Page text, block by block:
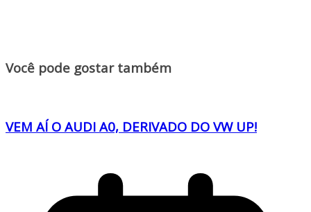
Você pode gostar também
VEM AÍ O AUDI A0, DERIVADO DO VW UP!